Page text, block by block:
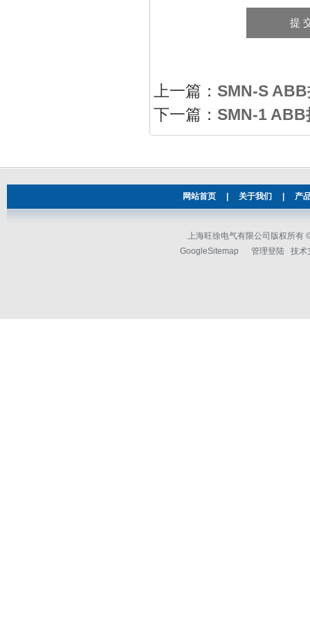
上一篇： SMN-S
下一篇： SMN-1 ABB
网站首页 关于我们 产
上海旺徐电气有限公司版权所有
GoogleSitemap
管理登陆 技术